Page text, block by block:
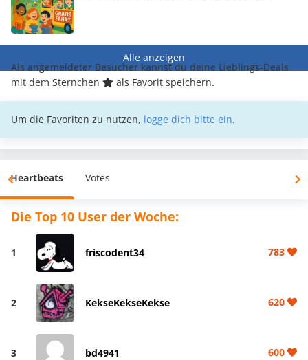
Alle anzeigen
Als angemeldeter Besucher kannst du deine Lieblings-Deals
mit dem Sternchen
als Favorit speichern.
Um die Favoriten zu nutzen, logge dich bitte ein.
Heartbeats Votes
Die Top 10 User der Woche:
1 friscodent34 783
2 KekseKekseKekse 620
3 bd4941 600